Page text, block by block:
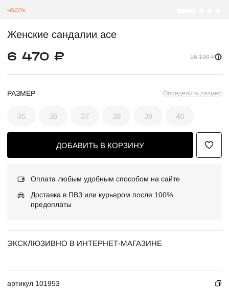
-60%
Женские сандалии ace
6 470 ₽ 16 190 ₽
РАЗМЕР Определить размер
35 36 37 38 39 40
ДОБАВИТЬ В КОРЗИНУ
Оплата любым удобным способом на сайте
Доставка в ПВЗ или курьером после 100%
предоплаты
ЭКСКЛЮЗИВНО В ИНТЕРНЕТ-МАГАЗИНЕ
артикул 101953